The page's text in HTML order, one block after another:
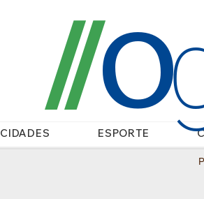
CIDADES ESPORTE
//O